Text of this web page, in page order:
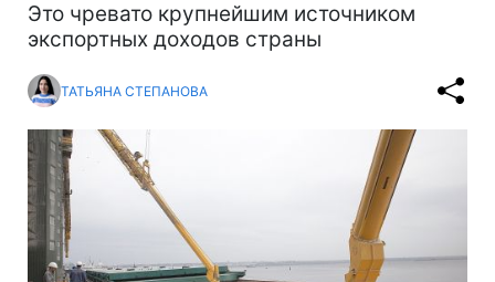
Это чревато крупнейшим источником
экспортных доходов страны
ТАТЬЯНА СТЕПАНОВА